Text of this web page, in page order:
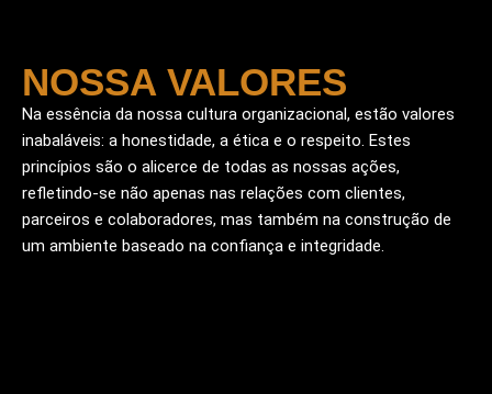
NOSSA VALORES
Na essência da nossa cultura organizacional, estão valores
inabaláveis: a honestidade, a ética e o respeito. Estes
princípios são o alicerce de todas as nossas ações,
refletindo-se não apenas nas relações com clientes,
parceiros e colaboradores, mas também na construção de
um ambiente baseado na confiança e integridade.